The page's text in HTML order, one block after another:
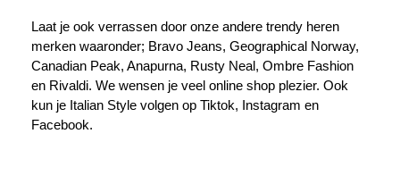
Laat je ook verrassen door onze andere trendy heren
merken waaronder; Bravo Jeans, Geographical Norway,
Canadian Peak, Anapurna, Rusty Neal, Ombre Fashion
en Rivaldi. We wensen je veel online shop plezier. Ook
kun je Italian Style volgen op Tiktok, Instagram en
Facebook.